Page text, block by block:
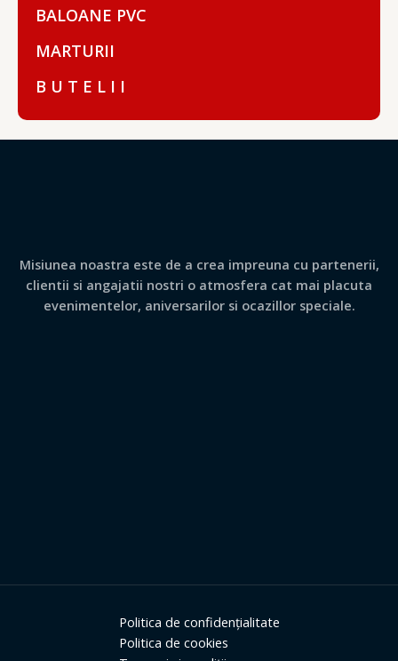
BALOANE PVC
MARTURII
B U T E L I I
Misiunea noastra este de a crea impreuna cu partenerii,
clientii si angajatii nostri o atmosfera cat mai placuta
evenimentelor, aniversarilor si ocazillor speciale.
Politica de confidențialitate
Politica de cookies